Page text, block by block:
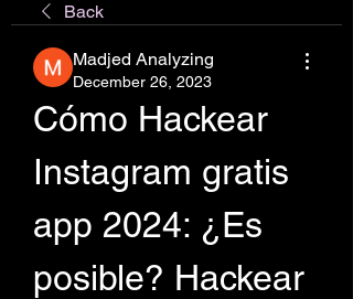
Back
Madjed Analyzing
December 26, 2023
Cómo Hackear
Instagram gratis
app 2024: ¿Es
posible? Hackear